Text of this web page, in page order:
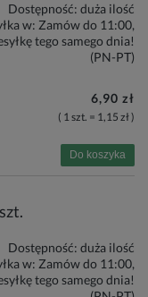
Dostępność: duża ilość
w: Zamów do 11:00,
tego samego dnia!
(PN-PT)
6,90 zł
( 1 szt. = 1,15 zł )
Do koszyka
Dostępność: duża ilość
w: Zamów do 11:00,
tego samego dnia!